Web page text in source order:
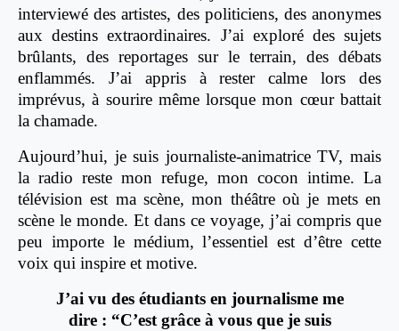
interviewé des artistes, des politiciens, des anonymes
aux destins extraordinaires. J’ai exploré des sujets
brûlants, des reportages sur le terrain, des débats
enflammés. J’ai appris à rester calme lors des
imprévus, à sourire même lorsque mon cœur battait
la chamade.
Aujourd’hui, je suis journaliste-animatrice TV, mais
la radio reste mon refuge, mon cocon intime. La
télévision est ma scène, mon théâtre où je mets en
scène le monde. Et dans ce voyage, j’ai compris que
peu importe le médium, l’essentiel est d’être cette
voix qui inspire et motive.
J’ai vu des étudiants en journalisme me
dire : “C’est grâce à vous que je suis